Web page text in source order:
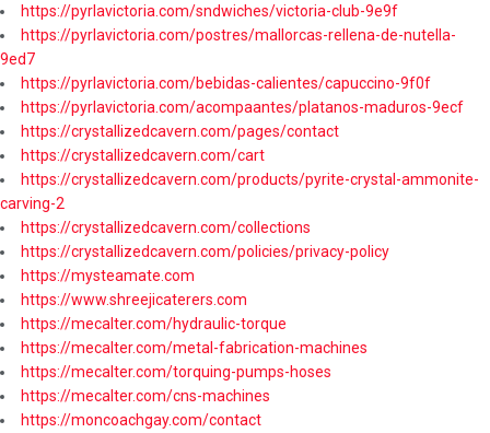
https://pyrlavictoria.com/sndwiches/victoria-club-9e9f
https://pyrlavictoria.com/postres/mallorcas-rellena-de-nutella-
9ed7
https://pyrlavictoria.com/bebidas-calientes/capuccino-9f0f
https://pyrlavictoria.com/acompaantes/platanos-maduros-9ecf
https://crystallizedcavern.com/pages/contact
https://crystallizedcavern.com/cart
https://crystallizedcavern.com/products/pyrite-crystal-ammonite-
carving-2
https://crystallizedcavern.com/collections
https://crystallizedcavern.com/policies/privacy-policy
https://mysteamate.com
https://www.shreejicaterers.com
https://mecalter.com/hydraulic-torque
https://mecalter.com/metal-fabrication-machines
https://mecalter.com/torquing-pumps-hoses
https://mecalter.com/cns-machines
https://moncoachgay.com/contact